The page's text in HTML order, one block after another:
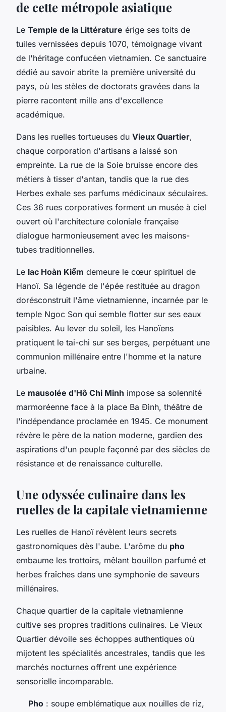
de cette métropole asiatique
Le Temple de la Littérature érige ses toits de
tuiles vernissées depuis 1070, témoignage vivant
de l'héritage confucéen vietnamien. Ce sanctuaire
dédié au savoir abrite la première université du
pays, où les stèles de doctorats gravées dans la
pierre racontent mille ans d'excellence
académique.
Dans les ruelles tortueuses du Vieux Quartier,
chaque corporation d'artisans a laissé son
empreinte. La rue de la Soie bruisse encore des
métiers à tisser d'antan, tandis que la rue des
Herbes exhale ses parfums médicinaux séculaires.
Ces 36 rues corporatives forment un musée à ciel
ouvert où l'architecture coloniale française
dialogue harmonieusement avec les maisons-
tubes traditionnelles.
Le lac Hoàn Kiếm demeure le cœur spirituel de
Hanoï. Sa légende de l'épée restituée au dragon
dorésconstruit l'âme vietnamienne, incarnée par le
temple Ngoc Son qui semble flotter sur ses eaux
paisibles. Au lever du soleil, les Hanoïens
pratiquent le tai-chi sur ses berges, perpétuant une
communion millénaire entre l'homme et la nature
urbaine.
Le mausolée d'Hô Chi Minh impose sa solennité
marmoréenne face à la place Ba Đình, théâtre de
l'indépendance proclamée en 1945. Ce monument
révère le père de la nation moderne, gardien des
aspirations d'un peuple façonné par des siècles de
résistance et de renaissance culturelle.
Une odyssée culinaire dans les
ruelles de la capitale vietnamienne
Les ruelles de Hanoï révèlent leurs secrets
gastronomiques dès l'aube. L'arôme du pho
embaume les trottoirs, mêlant bouillon parfumé et
herbes fraîches dans une symphonie de saveurs
millénaires.
Chaque quartier de la capitale vietnamienne
cultive ses propres traditions culinaires. Le Vieux
Quartier dévoile ses échoppes authentiques où
mijotent les spécialités ancestrales, tandis que les
marchés nocturnes offrent une expérience
sensorielle incomparable.
Pho : soupe emblématique aux nouilles de riz,